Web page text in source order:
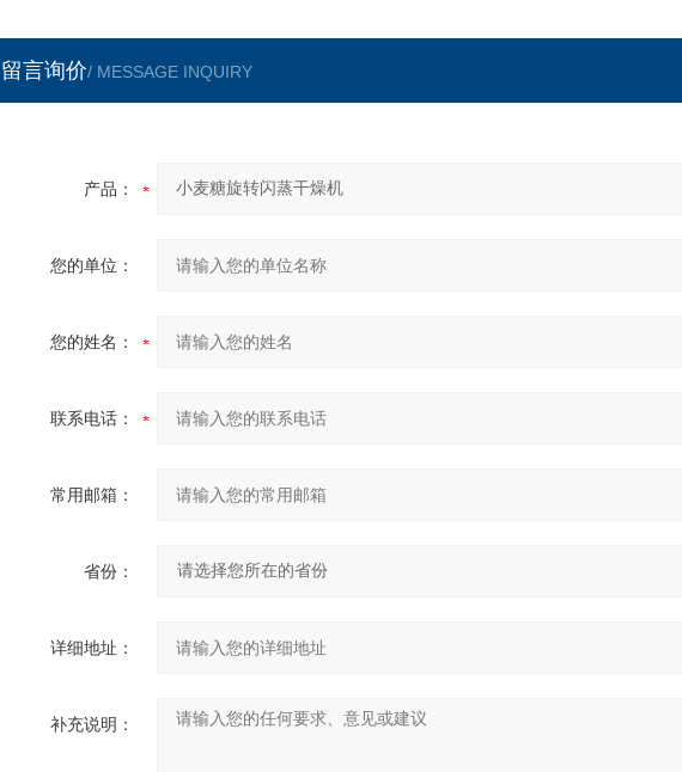
留言询价/ MESSAGE INQUIRY
产品：
您的单位：
您的姓名：
联系电话：
常用邮箱：
省份：
详细地址：
补充说明：